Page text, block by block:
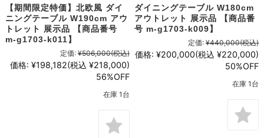
【期間限定特価】北欧風 ダイ
ニングテーブル W190cm アウ
トレット 展示品 【商品番号
m-g1703-k011】
定価: ¥506,000(税込)
価格: ¥198,182(税込 ¥218,000)
56%OFF
在庫 1台
ダイニングテーブル W180cm
アウトレット 展示品 【商品番
号 m-g1703-k009】
定価: ¥440,000(税込)
価格: ¥200,000(税込 ¥220,000)
50%OFF
在庫 1台